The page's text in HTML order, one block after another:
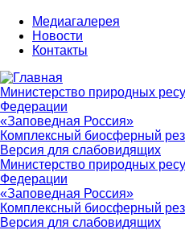
Медиагалерея
Новости
Контакты
Министерство природных
Федерации
«Заповедная Россия»
Комплексный биосферный
Версия для слабовидящих
Министерство природных
Федерации
«Заповедная Россия»
Комплексный биосферный
Версия для слабовидящих